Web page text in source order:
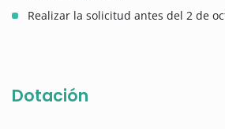
Realizar la solicitud antes del 2 de
Dotación